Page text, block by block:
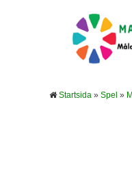
Startsida » Spel »